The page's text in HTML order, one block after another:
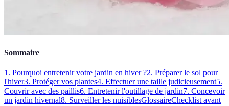
Sommaire
1. Pourquoi entretenir votre jardin en hiver ?2. Préparer le sol pour
l'hiver3. Protéger vos plantes4. Effectuer une taille judicieusement5.
Couvrir avec des paillis6. Entretenir l'outillage de jardin7. Concevoir
un jardin hivernal8. Surveiller les nuisiblesGlossaireChecklist avant